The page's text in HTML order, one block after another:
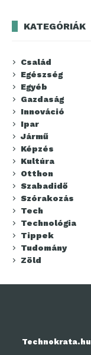
KATEGÓRIÁK
Család
Egészség
Egyéb
Gazdaság
Innováció
Ipar
Jármű
Képzés
Kultúra
Otthon
Szabadidő
Szórakozás
Tech
Technológia
Tippek
Tudomány
Zöld
Technokrata.hu